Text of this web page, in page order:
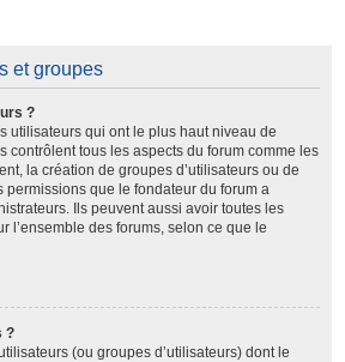
et groupes
?
utilisateurs qui ont le plus haut niveau de
contrôlent tous les aspects du forum comme les
la création de groupes d’utilisateurs ou de
permissions que le fondateur du forum a
Ils peuvent aussi avoir toutes les
l’ensemble des forums, selon ce que le
?
(ou groupes d’utilisateurs) dont le